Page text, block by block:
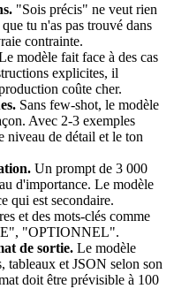
"Sois précis" ne veut rien
tu n'as pas trouvé dans
contrainte.
modèle fait face à des cas
explicites, il
coûte cher.
Sans few-shot, le modèle
Avec 2-3 exemples
niveau de détail et le ton
Un prompt de 3 000
d'importance. Le modèle
qui est secondaire.
et des mots-clés comme
"OPTIONNEL".
de sortie. Le modèle
tableaux et JSON selon son
doit être prévisible à 100